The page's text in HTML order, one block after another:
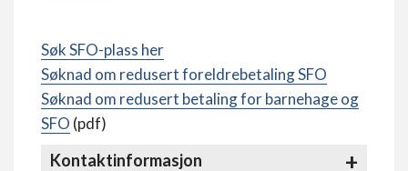
Søk SFO-plass her
Søknad om redusert foreldrebetaling SFO
Søknad om redusert betaling for barnehage og
SFO (pdf)
Kontaktinformasjon